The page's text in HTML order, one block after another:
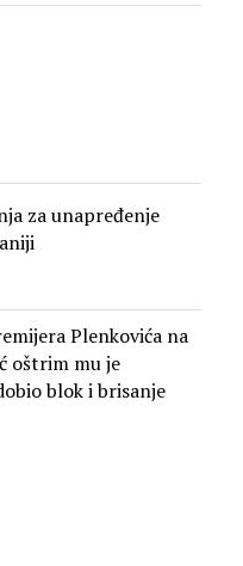
za unapređenje
Plenkovića na
oštrim mu je
blok i brisanje